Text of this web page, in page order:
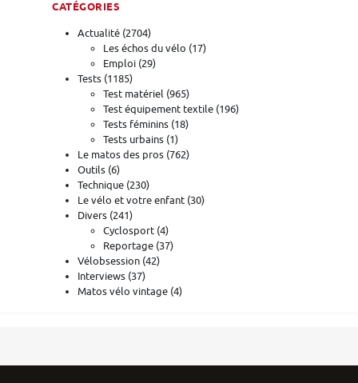
CATÉGORIES
Actualité (2704)
Les échos du vélo (17)
Emploi (29)
Tests (1185)
Test matériel (965)
Test équipement textile (196)
Tests féminins (18)
Tests urbains (1)
Le matos des pros (762)
Outils (6)
Technique (230)
Le vélo et votre enfant (30)
Divers (241)
Cyclosport (4)
Reportage (37)
Vélobsession (42)
Interviews (37)
Matos vélo vintage (4)